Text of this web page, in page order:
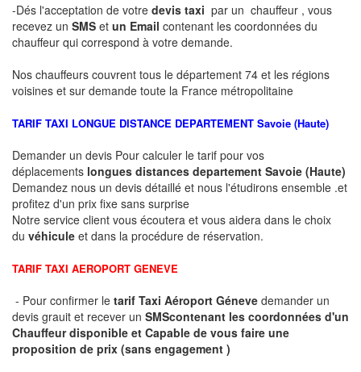
-Dés l'acceptation de votre devis taxi par un chauffeur , vous
recevez un SMS et un Email contenant les coordonnées du
chauffeur qui correspond à votre demande.
Nos chauffeurs couvrent tous le département 74 et les régions
voisines et sur demande toute la France métropolitaine
TARIF TAXI LONGUE DISTANCE DEPARTEMENT Savoie (Haute)
Demander un devis Pour calculer le tarif pour vos
déplacements longues distances departement Savoie (Haute)
Demandez nous un devis détaillé et nous l'étudirons ensemble .et
profitez d'un prix fixe sans surprise
Notre service client vous écoutera et vous aidera dans le choix
du véhicule et dans la procédure de réservation.
TARIF TAXI AEROPORT GENEVE
- Pour confirmer le tarif Taxi Aéroport Géneve demander un
devis grauit et recever un SMScontenant les coordonnées d'un
Chauffeur disponible et Capable de vous faire une
proposition de prix (sans engagement )